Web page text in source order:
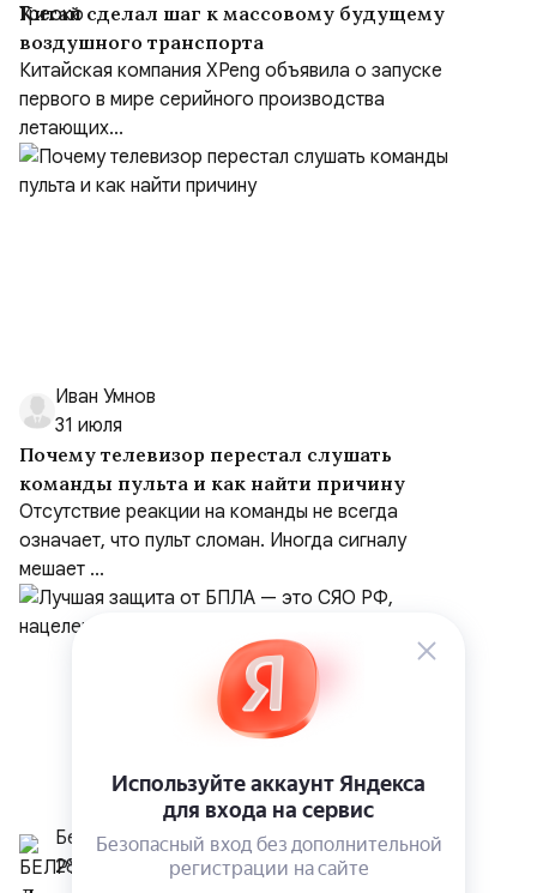
Китай сделал шаг к массовому будущему
воздушного транспорта
Китайская компания XPeng объявила о запуске
первого в мире серийного производства
летающих...
Иван Умнов
31 июля
Почему телевизор перестал слушать
команды пульта и как найти причину
Отсутствие реакции на команды не всегда
означает, что пульт сломан. Иногда сигналу
мешает ...
Белрусинфо
28 июля